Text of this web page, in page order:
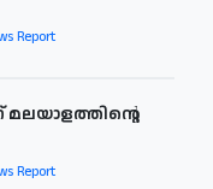
Report
Report